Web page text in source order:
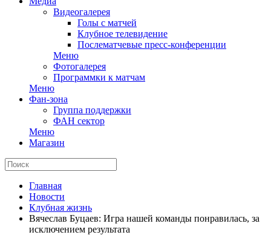
Видеогалерея
Голы с матчей
Клубное телевидение
Послематчевые пресс-конференции
Меню
Фотогалерея
Программки к матчам
Меню
Фан-зона
Группа поддержки
ФАН сектор
Меню
Магазин
Главная
Новости
Клубная жизнь
Вячеслав Буцаев: Игра нашей команды понравилась, за
исключением результата